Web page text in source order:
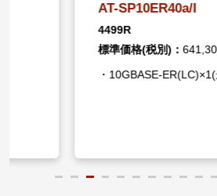
AT-SP10ER40a/I
標準価格(税別)：641,300円
・10GBASE-ER(LC)×1(最長40km)